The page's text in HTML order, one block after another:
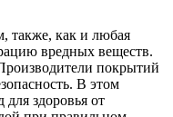
также, как и любая
вредных веществ.
покрытий
В этом
здоровья от